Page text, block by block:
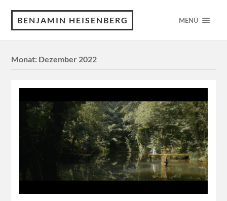
BENJAMIN HEISENBERG MENÜ
Monat: Dezember 2022